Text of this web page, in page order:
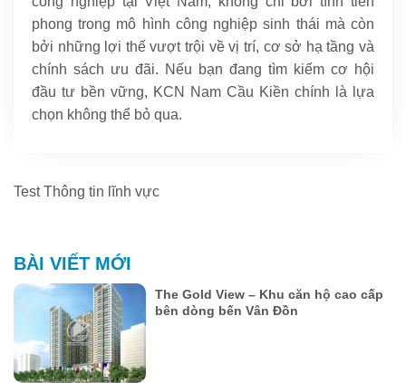
phong trong mô hình công nghiệp sinh thái mà còn
bởi những lợi thế vượt trội về vị trí, cơ sở hạ tầng và
chính sách ưu đãi. Nếu bạn đang tìm kiếm cơ hội
đầu tư bền vững, KCN Nam Cầu Kiền chính là lựa
chọn không thể bỏ qua.
Test Thông tin lĩnh vực
BÀI VIẾT MỚI
The Gold View – Khu căn hộ cao cấp
bên dòng bến Vân Đồn